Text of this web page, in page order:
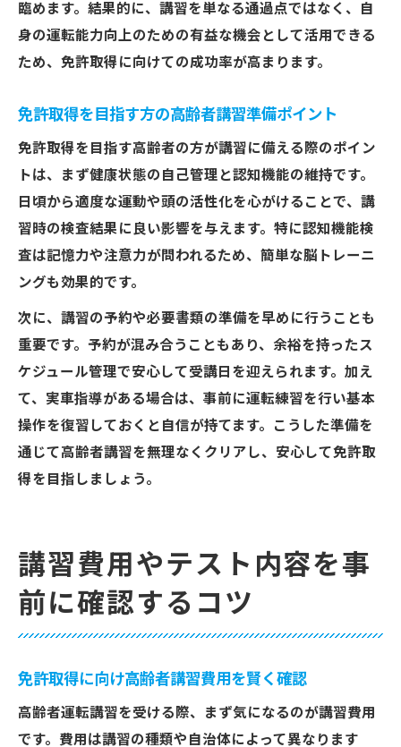
臨めます。結果的に、講習を単なる通過点ではなく、自
身の運転能力向上のための有益な機会として活用できる
ため、免許取得に向けての成功率が高まります。
免許取得を目指す方の高齢者講習準備ポイント
免許取得を目指す高齢者の方が講習に備える際のポイン
トは、まず健康状態の自己管理と認知機能の維持です。
日頃から適度な運動や頭の活性化を心がけることで、講
習時の検査結果に良い影響を与えます。特に認知機能検
査は記憶力や注意力が問われるため、簡単な脳トレーニ
ングも効果的です。
次に、講習の予約や必要書類の準備を早めに行うことも
重要です。予約が混み合うこともあり、余裕を持ったス
ケジュール管理で安心して受講日を迎えられます。加え
て、実車指導がある場合は、事前に運転練習を行い基本
操作を復習しておくと自信が持てます。こうした準備を
通じて高齢者講習を無理なくクリアし、安心して免許取
得を目指しましょう。
講習費用やテスト内容を事
前に確認するコツ
免許取得に向け高齢者講習費用を賢く確認
高齢者運転講習を受ける際、まず気になるのが講習費用
です。費用は講習の種類や自治体によって異なります